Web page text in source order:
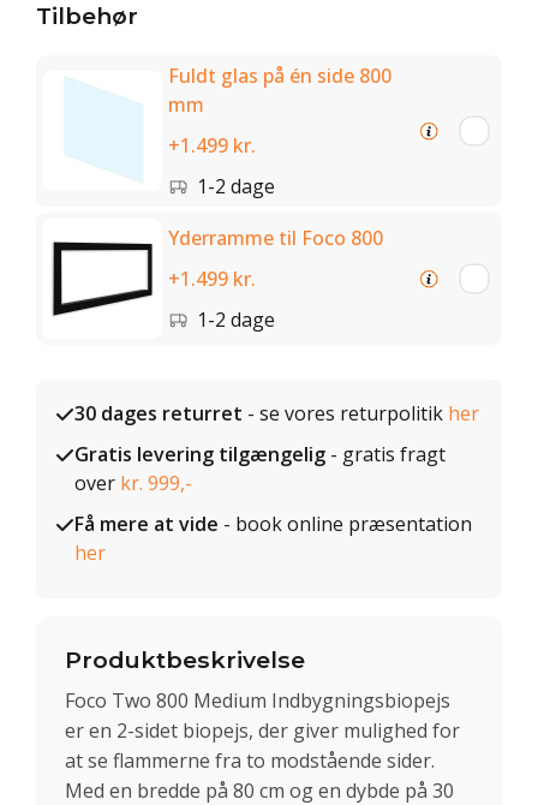
Tilbehør
Fuldt glas på én side 800
mm
+1.499 kr.
1-2 dage
Yderramme til Foco 800
+1.499 kr.
1-2 dage
30 dages returret - se vores returpolitik her
Gratis levering tilgængelig - gratis fragt
over kr. 999,-
Få mere at vide - book online præsentation
her
Produktbeskrivelse
Foco Two 800 Medium Indbygningsbiopejs
er en 2-sidet biopejs, der giver mulighed for
at se flammerne fra to modstående sider.
Med en bredde på 80 cm og en dybde på 30